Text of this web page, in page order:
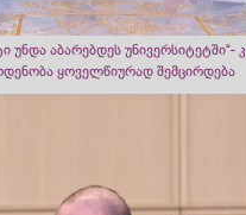
უნდა აბარებდეს უნივერსიტეტში“-
ყოველწიურად შემცირდება